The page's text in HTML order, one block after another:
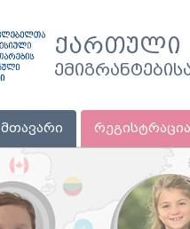
ქართული
მთავარი რეგისტრაცია